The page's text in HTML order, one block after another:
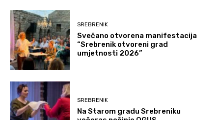
SREBRENIK
Svečano otvorena manifestacija
“Srebrenik otvoreni grad
umjetnosti 2026”
SREBRENIK
Na Starom gradu Srebreniku